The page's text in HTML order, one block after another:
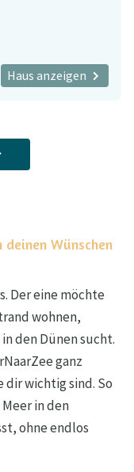
Haus anzeigen
deinen Wünschen
Der eine möchte
wohnen,
den Dünen sucht.
ganz
wichtig sind. So
in den
ohne endlos